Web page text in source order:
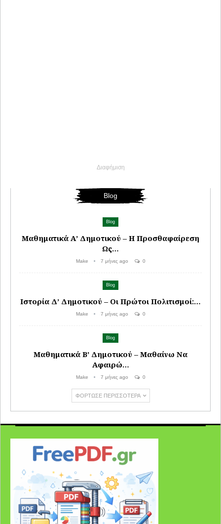
Διαφήμιση
Blog
Blog
Μαθηματικά Α’ Δημοτικού – Η Προσθαφαίρεση
Ως…
Make 7 μήνες ago 0
Blog
Ιστορία Δ’ Δημοτικού – Οι Πρώτοι Πολιτισμοί:…
Make 7 μήνες ago 0
Blog
Μαθηματικά Β’ Δημοτικού – Μαθαίνω Να
Αφαιρώ…
Make 7 μήνες ago 0
ΦΌΡΤΩΣΕ ΠΕΡΙΣΣΌΤΕΡΑ